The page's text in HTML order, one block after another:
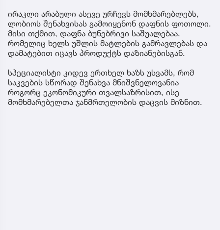
ირაკლი არაბული ასევე ურჩევს მომხმარებლებს,
ლობიოს შენახვისას გამოიყენონ დაფნის ფოთოლი.
მისი თქმით, დაფნა ბუნებრივი საშუალებაა,
რომელიც ხელს უშლის მატლების გამრავლებას და
დამატებით იცავს პროდუქტს დაზიანებისგან.
სპეციალისტი კიდევ ერთხელ ხაზს უსვამს, რომ
საკვების სწორად შენახვა მნიშვნელოვანია
როგორც ეკონომიკური თვალსაზრისით, ისე
მომხმარებელთა ჯანმრთელობის დაცვის მიზნით.